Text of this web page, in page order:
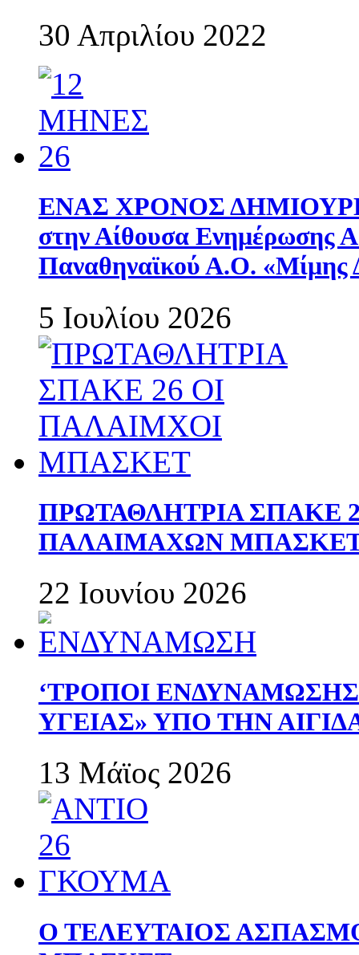
30 Απριλίου 2022
ΕΝΑΣ ΧΡΟΝΟΣ
στην Αίθουσα Ενημέρωσης
Παναθηναϊκού Α.Ο. «Μίμης
5 Ιουλίου 2026
ΠΡΩΤΑΘΛΗΤΡΙΑ ΣΠΑΚΕ
ΠΑΛΑΙΜΑΧΩΝ
22 Ιουνίου 2026
‘ΤΡΟΠΟΙ
ΥΓΕΙΑΣ» ΥΠΟ ΤΗΝ
13 Μάϊος 2026
Ο ΤΕΛΕΥΤΑΙΟΣ